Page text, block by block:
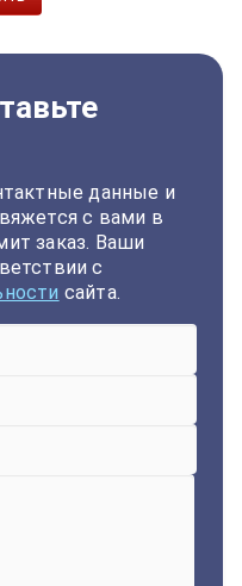
данные и
с вами в
заказ. Ваши
с
сайта.